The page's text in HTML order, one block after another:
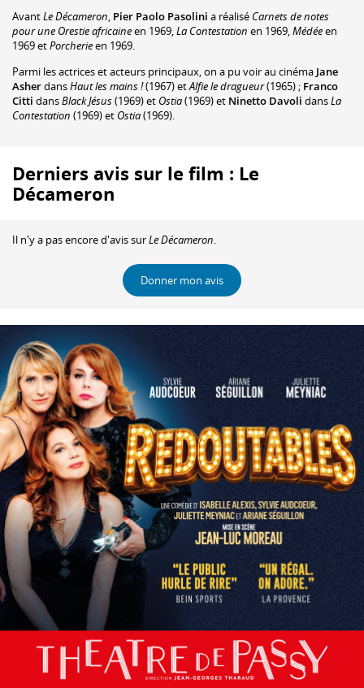
AvantLe Décameron, Pier Paolo Pasolini a réalisé Carnets de notes
pour une Orestie africaineen 1969,La Contestation en 1969,Médéeen
1969 etPorcherieen 1969.
Parmi les actrices et acteurs principaux, on a pu voir au cinéma Jane
AsherdansHaut les mains !(1967) etAlfie le dragueur(1965) ; Franco
Citti dansBlack Jésus(1969) et Ostia(1969) et Ninetto Davoli dansLa
Contestation (1969) et Ostia(1969).
Derniers avis sur le film : Le
Décameron
Il n'y a pas encore d'avis surLe Décameron
Donner mon avis